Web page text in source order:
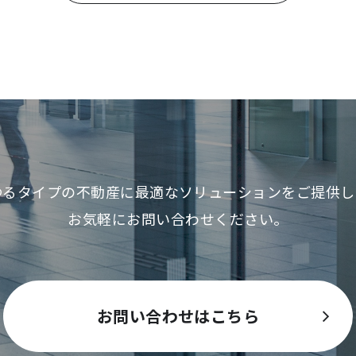
タイプの不動産に最適なソリューションをご提供
お気軽にお問い合わせください。
お問い合わせはこちら